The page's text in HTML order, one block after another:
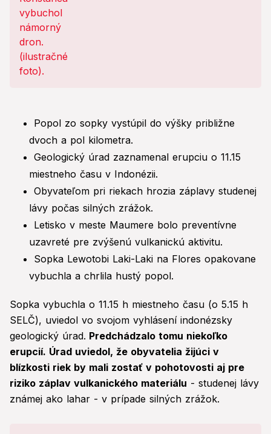
Popol zo sopky vystúpil do výšky približne
dvoch a pol kilometra.
Geologický úrad zaznamenal erupciu o 11.15
miestneho času v Indonézii.
Obyvateľom pri riekach hrozia záplavy studenej
lávy počas silných zrážok.
Letisko v meste Maumere bolo preventívne
uzavreté pre zvýšenú vulkanickú aktivitu.
Sopka Lewotobi Laki-Laki na Flores opakovane
vybuchla a chrlila hustý popol.
Sopka vybuchla o 11.15 h miestneho času (o 5.15 h
SELČ), uviedol vo svojom vyhlásení indonézsky
geologický úrad. Predchádzalo tomu niekoľko
erupcií. Úrad uviedol, že obyvatelia žijúci v
blízkosti riek by mali zostať v pohotovosti aj pre
riziko záplav vulkanického materiálu - studenej lávy
známej ako lahar - v prípade silných zrážok.